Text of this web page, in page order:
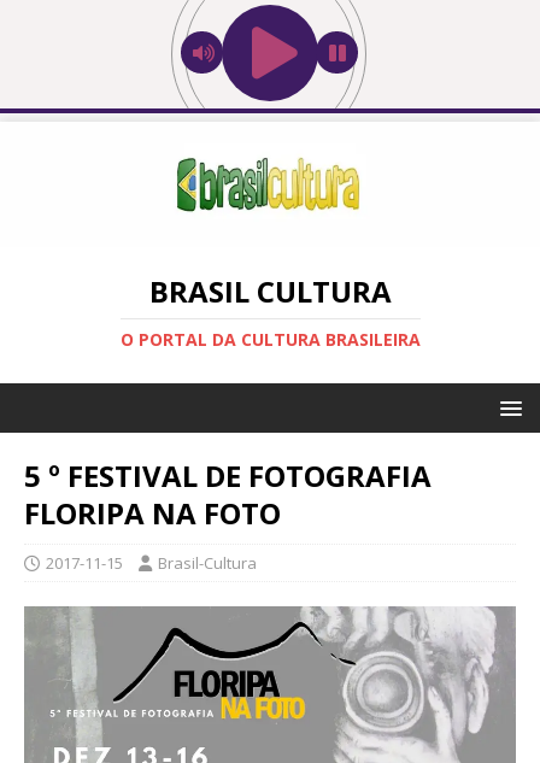
BRASIL CULTURA
O PORTAL DA CULTURA BRASILEIRA
5 º FESTIVAL DE FOTOGRAFIA
FLORIPA NA FOTO
2017-11-15 Brasil-Cultura